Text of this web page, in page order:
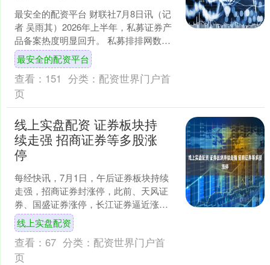
最安全的配资平台 财联社7月8日讯（记
者 吴雨其）2026年上半年，私募证券产
品备案热度明显回升。 私募排排网数据
显示，截至2026年6月30日，上半年全市
场私....
最安全的配资平台
查看： 151 分类： 配资世界门户首
页
线上实盘配资 证券板块持
续走强 招商证券等多股涨
停
每经快讯，7月1日，午后证券板块持续
走强，招商证券封涨停，此前、天风证
券、国盛证券涨停，长江证券逼近涨
停，湘财股份、广发证券、东方财富、
国泰海通等涨超5%。....
线上实盘配资
查看： 67 分类： 配资世界门户首
页